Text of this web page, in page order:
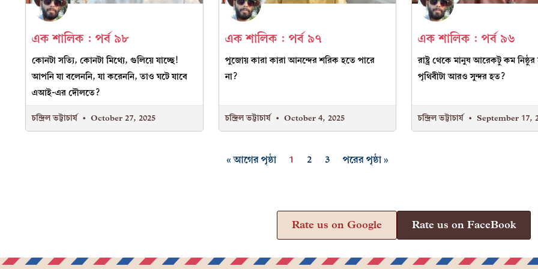
এক শালিক : পর্ব ৯৮
কোনটা সত্যি, কোনটা মিথ্যে, গুলিয়ে যাচ্ছে!
আপনি যা বলেননি, যা করেননি, তাও ঘটে যাবে
এআই-এর দৌলতে?
চন্দ্রিল ভট্টাচার্য
October 27, 2025
এক শালিক : পর্ব ৯৭
পুজোয় কারা কারা আনন্দের শরিক হতে পারে
না?
চন্দ্রিল ভট্টাচার্য October 4, 2025
এক শালিক : পর্ব ৯৬
রাষ্ট্র থেকে মানুষ আরেকটু কম
পৃথিবীটা আরও সুন্দর হত?
চন্দ্রিল ভট্টাচার্য September 17,
« আগের পৃষ্ঠা 1 2 3 পরের পৃষ্ঠা »
Rate us on Google Rate us on FaceBook